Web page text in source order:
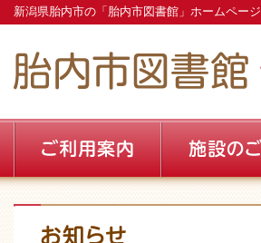
新潟県胎内市の「胎内市図書館」ホームページ